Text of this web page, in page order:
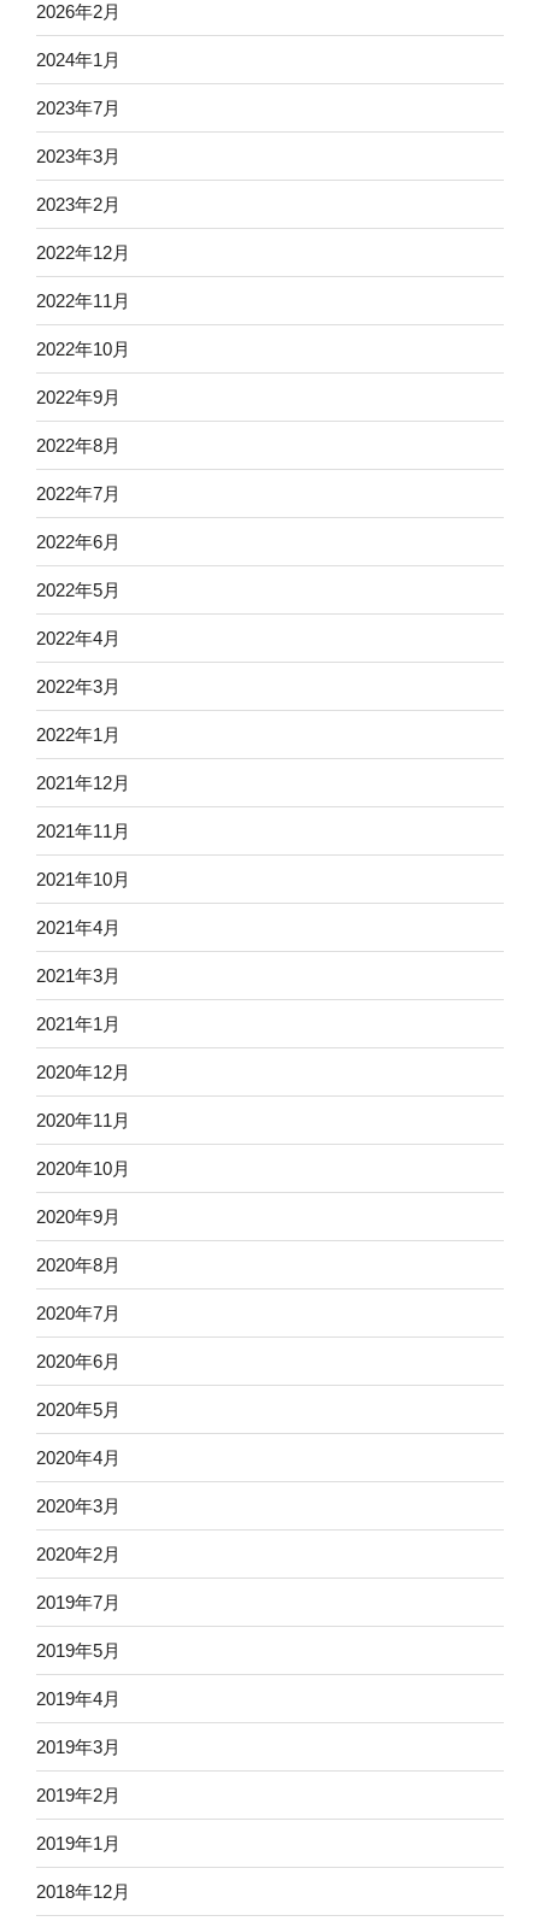
2026年2月
2024年1月
2023年7月
2023年3月
2023年2月
2022年12月
2022年11月
2022年10月
2022年9月
2022年8月
2022年7月
2022年6月
2022年5月
2022年4月
2022年3月
2022年1月
2021年12月
2021年11月
2021年10月
2021年4月
2021年3月
2021年1月
2020年12月
2020年11月
2020年10月
2020年9月
2020年8月
2020年7月
2020年6月
2020年5月
2020年4月
2020年3月
2020年2月
2019年7月
2019年5月
2019年4月
2019年3月
2019年2月
2019年1月
2018年12月